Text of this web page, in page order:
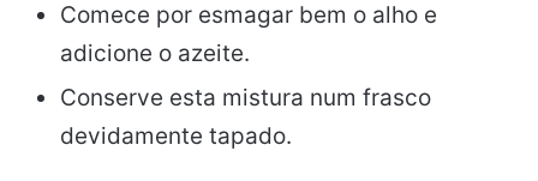
Comece por esmagar bem o alho e
adicione o azeite.
Conserve esta mistura num frasco
devidamente tapado.